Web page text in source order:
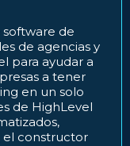
de
de agencias y
para ayudar a
a tener
en un solo
de HighLevel
el constructor